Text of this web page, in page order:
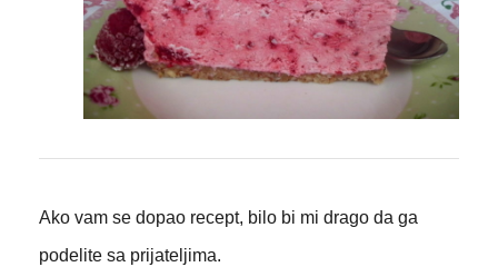
Ako vam se dopao recept, bilo bi mi drago da ga
podelite sa prijateljima.